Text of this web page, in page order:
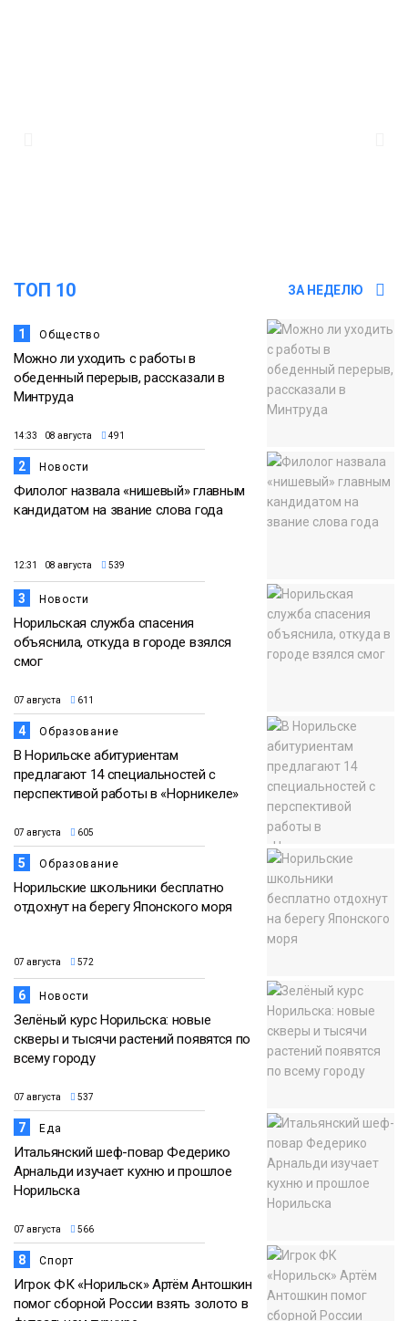
Новости
ТОП 10 ЗА НЕДЕЛЮ
1 Общество
Можно ли уходить с работы в
обеденный перерыв, рассказали в
Минтруда
14:33 08 августа 491
2 Новости
Филолог назвала «нишевый» главным
кандидатом на звание слова года
12:31 08 августа 539
3 Новости
Норильская служба спасения
объяснила, откуда в городе взялся
смог
07 августа 611
4 Образование
В Норильске абитуриентам
предлагают 14 специальностей с
перспективой работы в «Норникеле»
07 августа 605
5 Образование
Норильские школьники бесплатно
отдохнут на берегу Японского моря
07 августа 572
6 Новости
Зелёный курс Норильска: новые
скверы и тысячи растений появятся по
всему городу
07 августа 537
7 Еда
Итальянский шеф-повар Федерико
Арнальди изучает кухню и прошлое
Норильска
07 августа 566
8 Спорт
Игрок ФК «Норильск» Артём Антошкин
помог сборной России взять золото в